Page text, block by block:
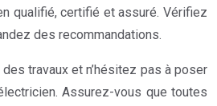
qualifié, certifié et assuré. Vérifiez
des recommandations.
travaux et n’hésitez pas à poser
Assurez-vous que toutes